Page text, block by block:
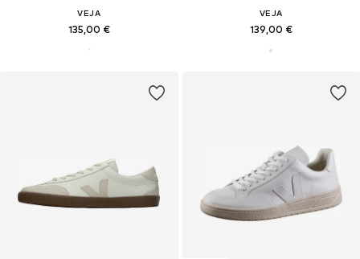
VEJA
135,00 €
VEJA
139,00 €